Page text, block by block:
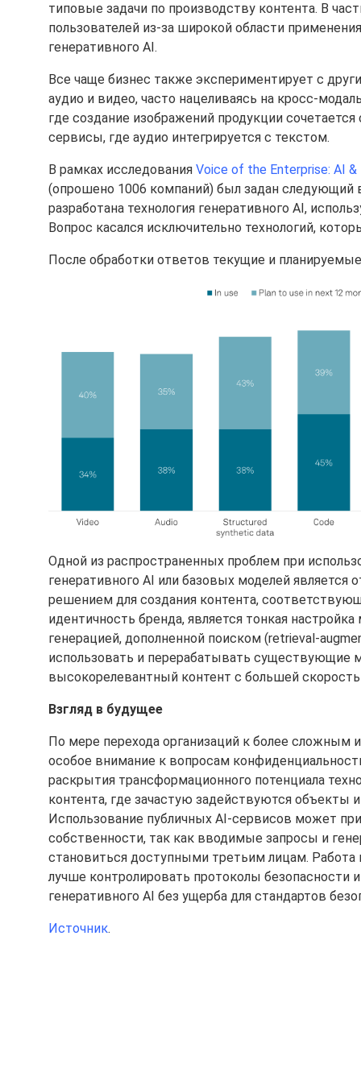
типовые задачи по производству контента. В
пользователей из-за широкой области
генеративного AI.
Все чаще бизнес также экспериментирует с
аудио и видео, часто нацеливаясь на кросс-
где создание изображений продукции
сервисы, где аудио интегрируется с текстом.
В рамках исследования Voice of the Enterprise: AI &
(опрошено 1006 компаний) был задан следующий
разработана технология генеративного AI,
Вопрос касался исключительно технологий,
После обработки ответов текущие и
Одной из распространенных проблем при
генеративного AI или базовых моделей
решением для создания контента,
идентичность бренда, является тонкая
генерацией, дополненной поиском (retrieval-
использовать и перерабатывать существующие
высокорелевантный контент с большей
Взгляд в будущее
По мере перехода организаций к более
особое внимание к вопросам
раскрытия трансформационного потенциала
контента, где зачастую задействуются объекты
Использование публичных AI-сервисов может
собственности, так как вводимые запросы и
становиться доступными третьим лицам.
лучше контролировать протоколы безопасности
генеративного AI без ущерба для стандартов
Источник.